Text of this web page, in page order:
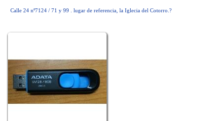
Calle 24 nº7124 / 71 y 99 . lugar de referencia, la Iglecia del Cotorro.?